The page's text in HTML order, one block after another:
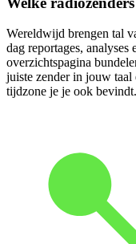
Wereldwijd brengen tal
dag reportages,
overzichtspagina
juiste zender in jouw
tijdzone je je ook bevindt.